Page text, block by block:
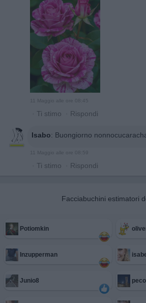
11 Maggio alle ore 08:45
· Ti stimo · Rispondi
Isabo: Buongiorno
· Ti stimo · Rispondi
Facciabuchini estimatori
Potiomkin
Inzupperman
Junio8